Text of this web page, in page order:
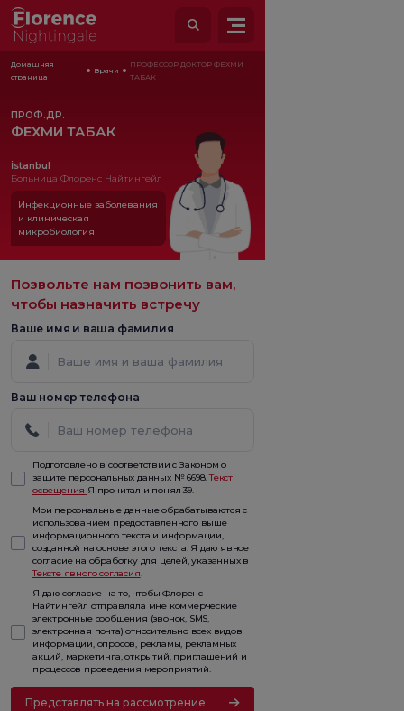
Домашняя
страница
Врачи
ПРОФЕССОР ДОКТОР ФЕХМИ
ТАБАК
ПРОФ.ДР.
ФЕХМИ ТАБАК
İstanbul
Больница Флоренс Найтингейл
Инфекционные заболевания
и клиническая
микробиология
Позвольте нам позвонить вам,
чтобы назначить встречу
Ваше имя и ваша фамилия
Ваш номер телефона
Подготовлено в соответствии с Законом о
защите персональных данных № 6698.Текст
освещения Я прочитал и понял 39.
Мои персональные данные обрабатываются с
использованием предоставленного выше
информационного текста и информации,
созданной на основе этого текста. Я даю явное
согласие на обработку для целей, указанных в
Тексте явного согласия.
Я даю согласие на то, чтобы Флоренс
Найтингейл отправляла мне коммерческие
электронные сообщения (звонок, SMS,
электронная почта) относительно всех видов
информации, опросов, рекламы, рекламных
акций, маркетинга, открытий, приглашений и
процессов проведения мероприятий.
Представлять на рассмотрение